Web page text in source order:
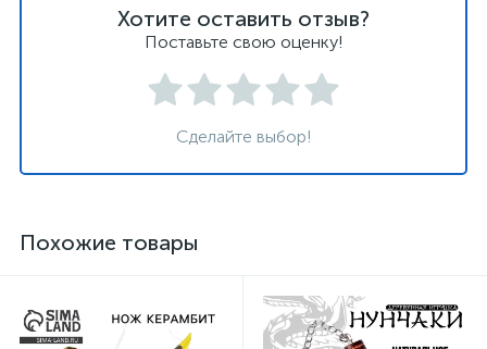
Хотите оставить отзыв?
Поставьте свою оценку!
Сделайте выбор!
Похожие товары